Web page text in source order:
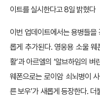
이트를 실시한다고 8일 밝혔다
이번 업데이트에서는 용병들을
롭게 추가된다. 영웅용 소울 웨
활’과 아르엘의 ‘알브하임의
웨폰으로는 로이암 쇠뇌병이
른 보우’가 새롭게 등장한다.